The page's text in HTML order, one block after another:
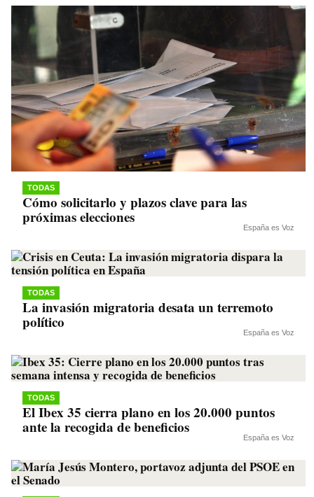
TODAS
Cómo solicitarlo y plazos clave para las
próximas elecciones
España es Voz
TODAS
La invasión migratoria desata un terremoto
político
España es Voz
TODAS
El Ibex 35 cierra plano en los 20.000 puntos
ante la recogida de beneficios
España es Voz